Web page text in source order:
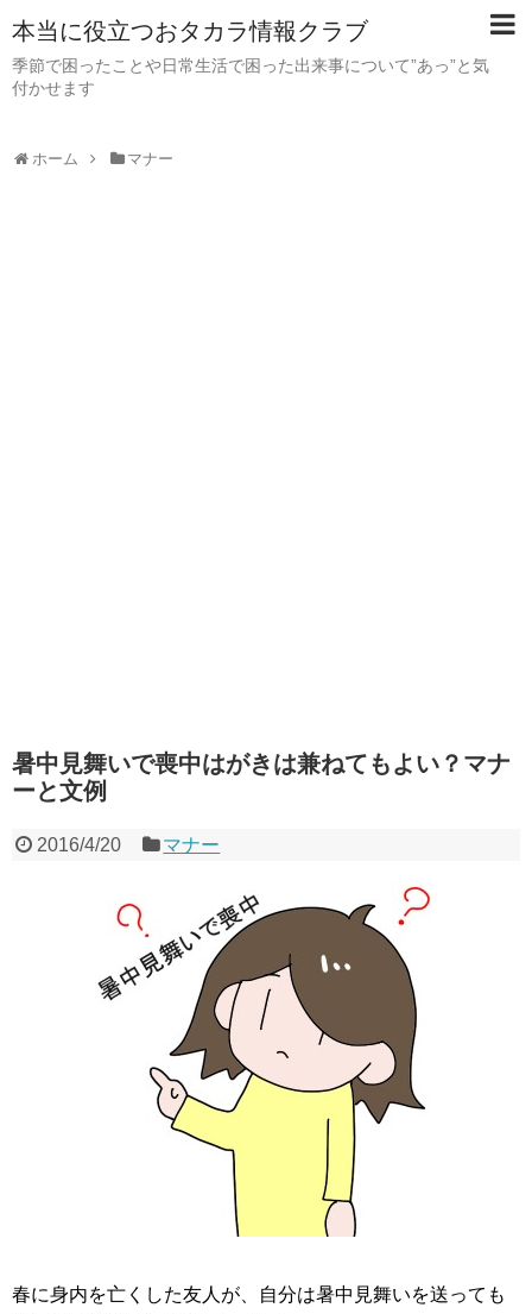
本当に役立つおタカラ情報クラブ
季節で困ったことや日常生活で困った出来事について”あっ”と気
付かせます
ホーム マナー
暑中見舞いで喪中はがきは兼ねてもよい？マナ
ーと文例
2016/4/20 マナー
春に身内を亡くした友人が、自分は暑中見舞いを送っても